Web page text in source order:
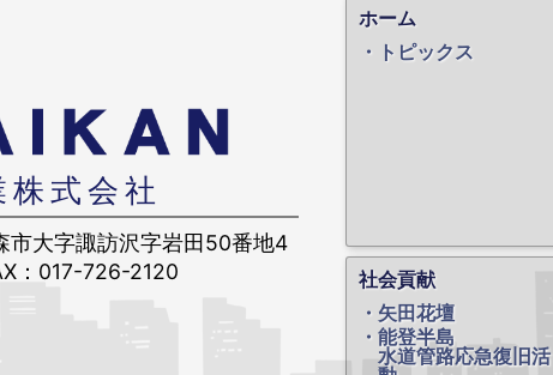
式会社
市大字諏訪沢字岩田50番地4
：017-726-2120
ホーム
トピックス
社会貢献
矢田花壇
能登半島
水道管路応急復旧活